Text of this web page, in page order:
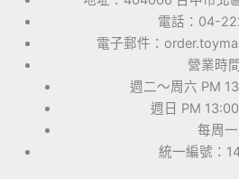
電話：04-
電子郵件：
營業時
週二～周六 PM
週日 PM
每周
統一編號：